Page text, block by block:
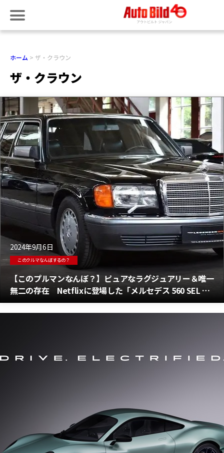
ホーム ザ・クラウン
ザ・クラウン
2024年9月6日
このクルマなんぼするの？
【このプルマンなんぼ？】ピュアなラグジュアリー＆唯一
無二の存在 Netflixに登場した「メルセデス 560 SEL プ
ルマン」が販売中！